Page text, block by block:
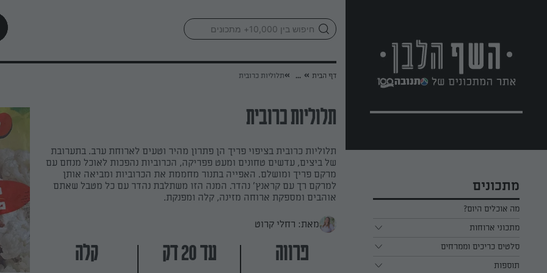
מתכונים
מה אוכלים היום?
מתכוני ארוחות
ארוחת בוקר
ארוחת צהריים
סלטים כריכים וממרחים
כל הסלטים כריכים וממרחים
תוספות
דף הבית »
...
»תלוליות כרובית
תלוליות כרובית
תלוליות כרובית בציפוי פריך הן פתרון מהיר וטעים לארוחת ערב. בתערובת
של ביצים, עדשים טחונים ומעט פפריקה, הכרוביות נהפכות לאוכל מנחם עם
מרקם פריך ומושלם. האפייה בתנור מחממת את הכרוביות ומביאה אותן
למרקם רך עם קראנץ' נהדר. המנה הזו משתלבת נהדר עם כל מטבל שאתם
אוהבים ומספקת ארוחה מזינה, קלה ומפנקת.
מאת: רחלי קרוט
פרווה עד 20 דק קלה